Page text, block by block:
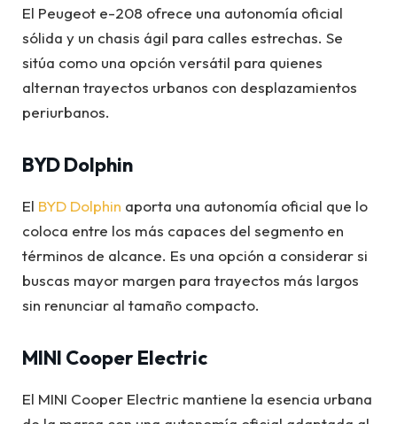
El Peugeot e-208 ofrece una autonomía oficial
sólida y un chasis ágil para calles estrechas. Se
sitúa como una opción versátil para quienes
alternan trayectos urbanos con desplazamientos
periurbanos.
BYD Dolphin
El BYD Dolphin aporta una autonomía oficial que lo
coloca entre los más capaces del segmento en
términos de alcance. Es una opción a considerar si
buscas mayor margen para trayectos más largos
sin renunciar al tamaño compacto.
MINI Cooper Electric
El MINI Cooper Electric mantiene la esencia urbana